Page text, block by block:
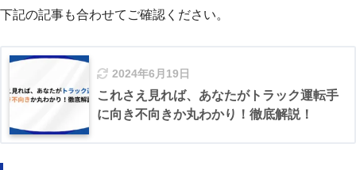
下記の記事も合わせてご確認ください。
2024年6月19日
これさえ見れば、あなたがトラック運転手
に向き不向きか丸わかり！徹底解説！